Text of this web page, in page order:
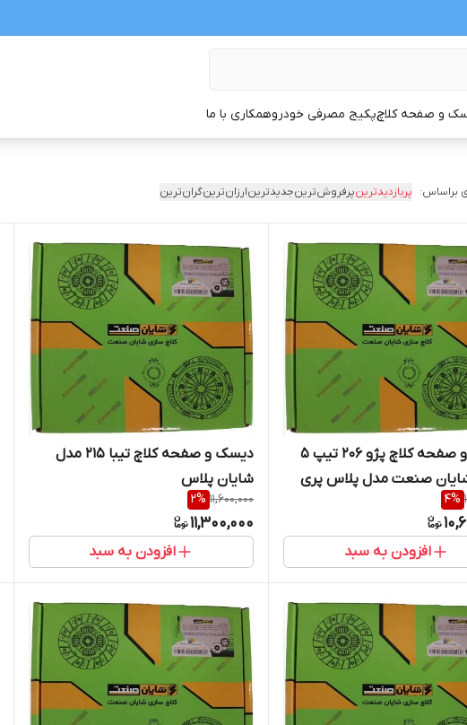
و صفحه کلاچپکیج مصرفی خودروهمکاری با ما
براساس: پربازدیدترینپرفروش‌ترینجدیدترینارزان‌ترینگران‌ترین
دیسک و صفحه کلاچ پژو 206 تیپ 5
شایان صنعت مدل پلاس پری
مستقیم از پخش کننده) 4%
افزودن به سبد
دیسک و صفحه کلاچ تیبا 215 مدل
شایان پلاس
11,600,000
2%
11,300,000
افزودن به سبد